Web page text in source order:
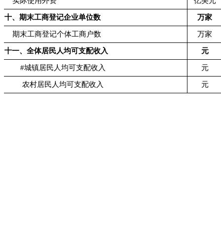
十、期末工商登记企业单位数 万家
期末工商登记个体工商户数 万家
十一、全体居民人均可支配收入 元
#城镇居民人均可支配收入 元
农村居民人均可支配收入 元